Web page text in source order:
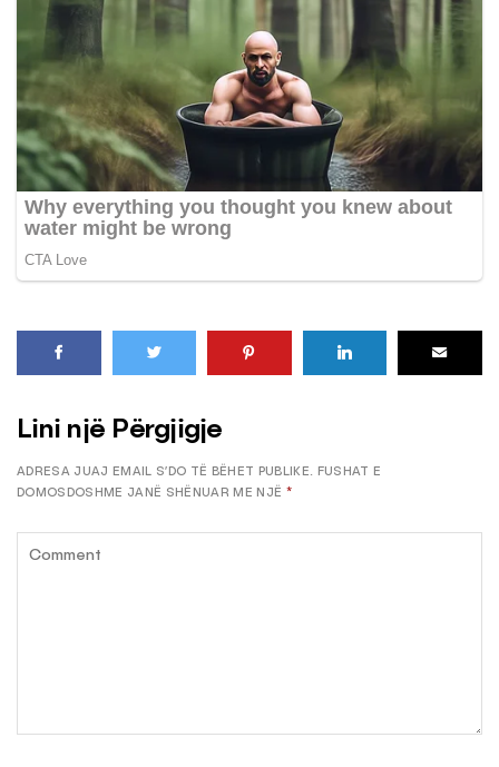
Lini një Përgjigje
ADRESA JUAJ EMAIL S’DO TË BËHET PUBLIKE. FUSHAT E
DOMOSDOSHME JANË SHËNUAR ME NJË *